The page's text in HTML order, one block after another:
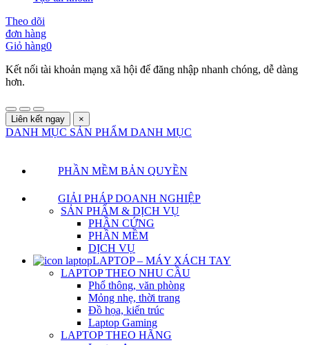
Theo dõi
đơn hàng
Giỏ hàng0
Kết nối tài khoản mạng xã hội để đăng nhập nhanh chóng, dễ dàng
hơn.
Liên kết ngay ×
DANH MỤC SẢN PHẨM DANH MỤC
PHẦN MỀM BẢN QUYỀN
GIẢI PHÁP DOANH NGHIỆP
SẢN PHẨM & DỊCH VỤ
PHẦN CỨNG
PHẦN MỀM
DỊCH VỤ
LAPTOP – MÁY XÁCH TAY
LAPTOP THEO NHU CẦU
Phổ thông, văn phòng
Mỏng nhẹ, thời trang
Đồ họa, kiến trúc
Laptop Gaming
LAPTOP THEO HÃNG